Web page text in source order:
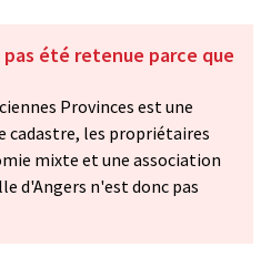
été retenue parce que
Provinces est une
cadastre, les propriétaires
mixte et une association
d'Angers n'est donc pas